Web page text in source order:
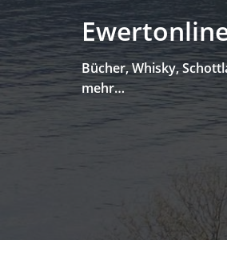
Skip
content
Bücher, Whisky,
mehr…